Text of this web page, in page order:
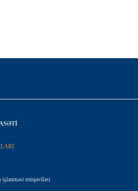
işlənməsi müqaviləsi